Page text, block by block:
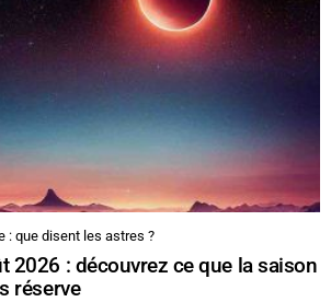
: que disent les astres ?
2026 : découvrez ce que la saison
réserve